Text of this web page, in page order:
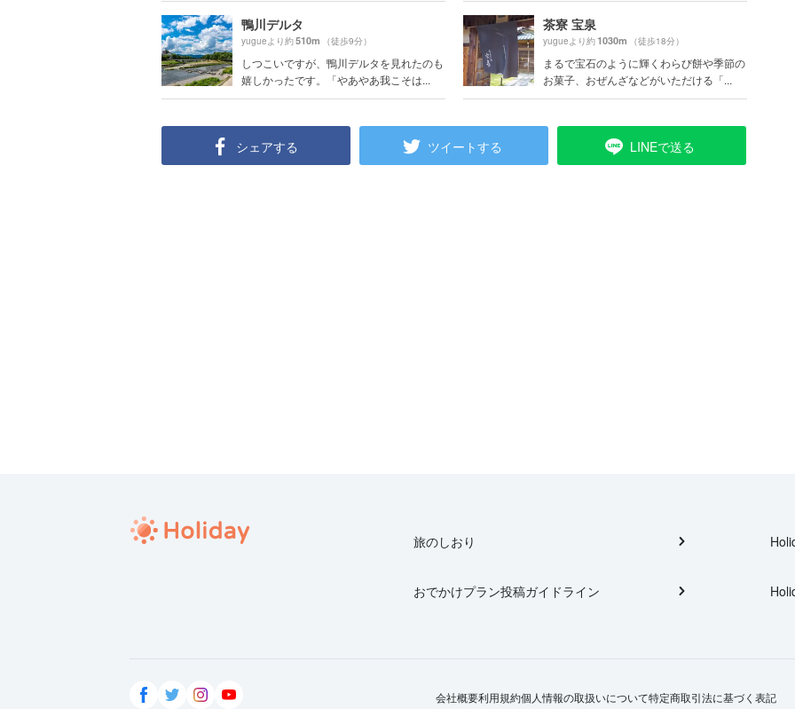
鴨川デルタ
yugueより約510m （徒歩9分）
しつこいですが、鴨川デルタを見れたのも
嬉しかったです。「やあやあ我こそは...
茶寮 宝泉
yugueより約1030m （徒歩18分）
まるで宝石のように輝くわらび餅や季節の
お菓子、おぜんざなどがいただける「...
シェアする ツイートする LINEで送る
旅のしおり
おでかけプラン投稿ガイドライン
会社概要利用規約個人情報の取扱いについて特定商取引法に基づく表記